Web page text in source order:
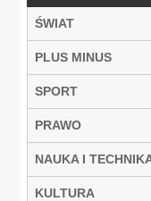
ŚWIAT
PLUS MINUS
SPORT
PRAWO
NAUKA I
KULTURA